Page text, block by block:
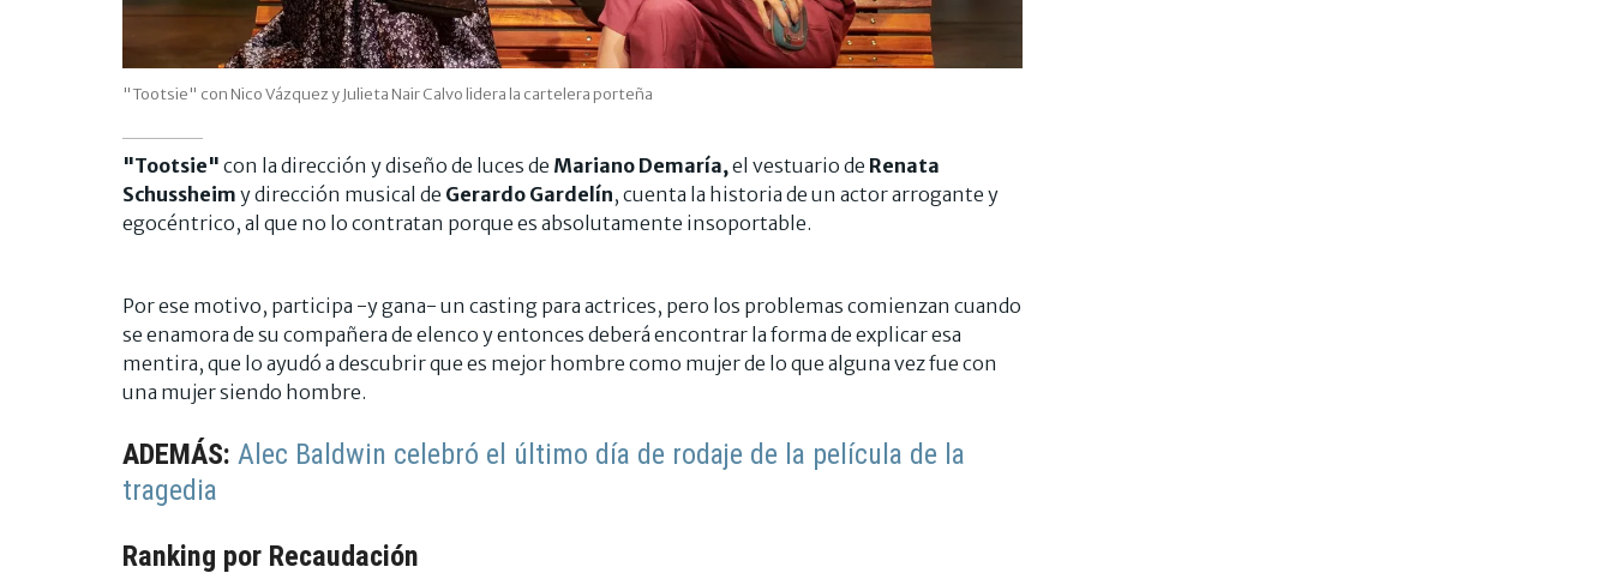
"Tootsie" con Nico Vázquez y Julieta Nair Calvo lidera la cartelera porteña
"Tootsie" con la dirección y diseño de luces de Mariano Demaría,el vestuario de Renata
Schussheim y dirección musical de Gerardo Gardelín, cuenta la historia de un actor arrogante y
egocéntrico, al que no lo contratan porque es absolutamente insoportable.
Por ese motivo, participa -y gana- un casting para actrices, pero los problemas comienzan cuando
se enamora de su compañera de elenco y entonces deberá encontrar la forma de explicar esa
mentira, que lo ayudó a descubrir que es mejor hombre como mujer de lo que alguna vez fue con
una mujer siendo hombre.
ADEMÁS: Alec Baldwin celebró el último día de rodaje de la película de la
tragedia
Ranking por Recaudación